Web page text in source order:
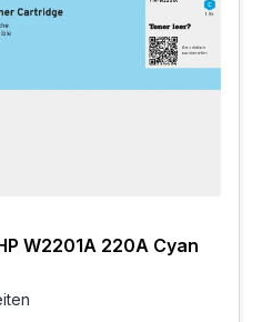
W2201A 220A Cyan